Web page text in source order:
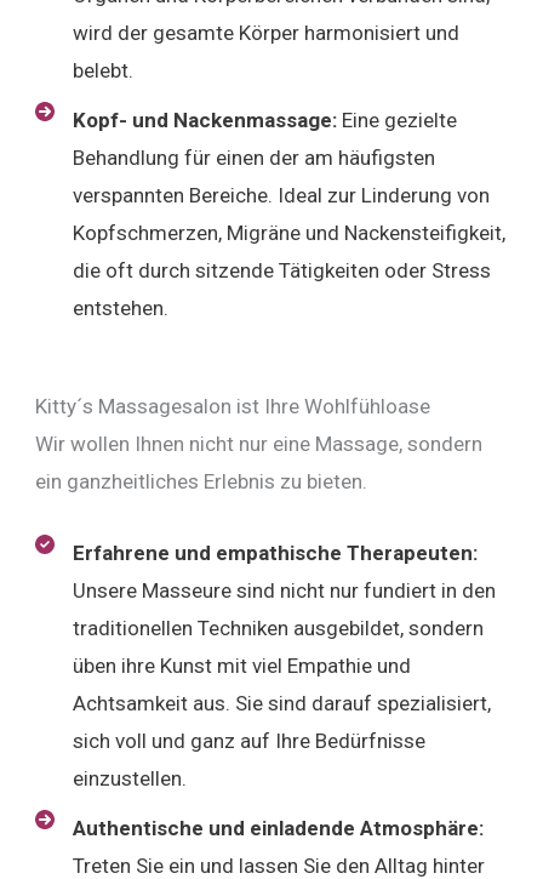
wird der gesamte Körper harmonisiert und
belebt.
Kopf- und Nackenmassage: Eine gezielte
Behandlung für einen der am häufigsten
verspannten Bereiche. Ideal zur Linderung von
Kopfschmerzen, Migräne und Nackensteifigkeit,
die oft durch sitzende Tätigkeiten oder Stress
entstehen.
Kitty´s Massagesalon ist Ihre Wohlfühloase
Wir wollen Ihnen nicht nur eine Massage, sondern
ein ganzheitliches Erlebnis zu bieten.
Erfahrene und empathische Therapeuten:
Unsere Masseure sind nicht nur fundiert in den
traditionellen Techniken ausgebildet, sondern
üben ihre Kunst mit viel Empathie und
Achtsamkeit aus. Sie sind darauf spezialisiert,
sich voll und ganz auf Ihre Bedürfnisse
einzustellen.
Authentische und einladende Atmosphäre:
Treten Sie ein und lassen Sie den Alltag hinter